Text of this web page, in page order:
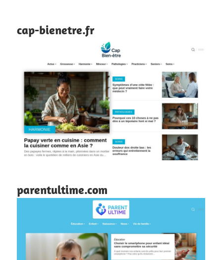
cap-bienetre.fr
parentultime.com